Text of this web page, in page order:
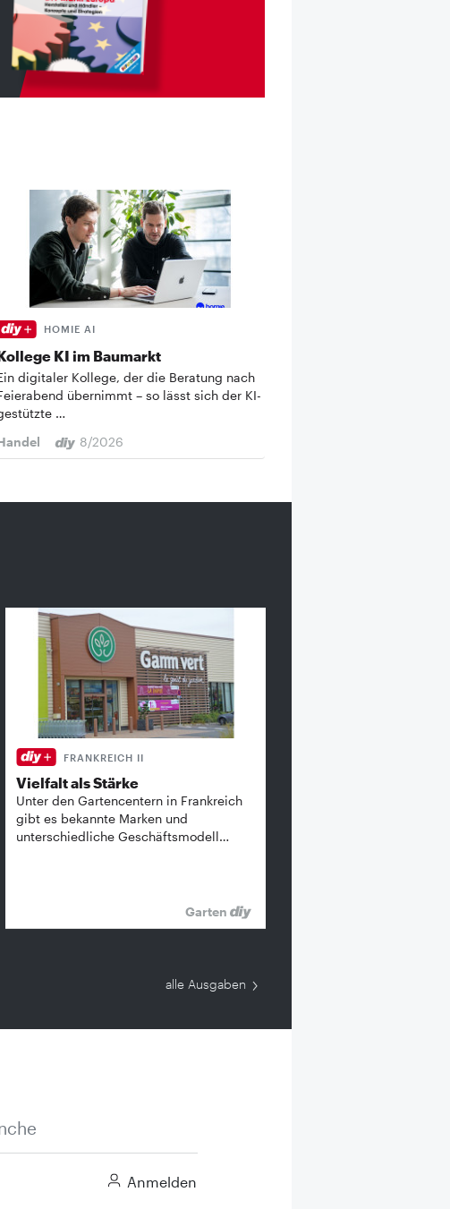
HOMIE AI
KI im Baumarkt
digitaler Kollege, der die Beratung nach
übernimmt – so lässt sich der KI-
…
8/2026
FRANKREICH II
Vielfalt als Stärke
Unter den Gartencentern in Frankreich
gibt es bekannte ­Marken und
unterschiedliche Geschäftsmodell…
Garten
alle Ausgaben
Anmelden